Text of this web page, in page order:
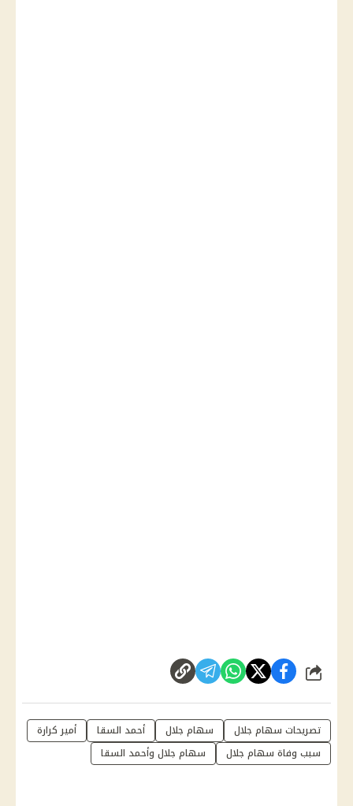
شارك
تصريحات سهام جلال سهام جلال أحمد السقا
أمير كرارة
سبب وفاة سهام جلال
سهام جلال وأحمد السقا